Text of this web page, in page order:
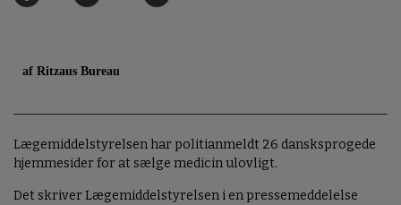
af Ritzaus Bureau
Lægemiddelstyrelsen har politianmeldt 26 dansksprogede
hjemmesider for at sælge medicin ulovligt.
Det skriver Lægemiddelstyrelsen i en pressemeddelelse